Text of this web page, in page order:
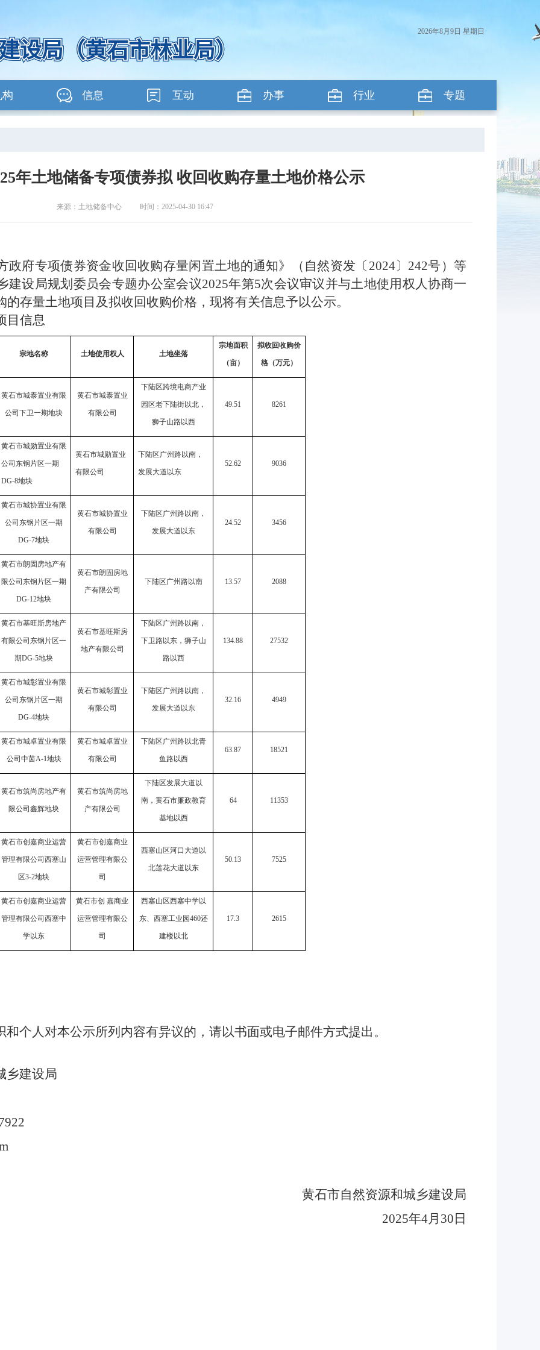
2026年8月9日 星期日
构 信息 互动 办事 行业 专题
年土地储备专项债券拟 收回收购存量土地价格公示
来源：土地储备中心 时间：2025-04-30 16:47
政府专项债券资金收回收购存量闲置土地的通知》（自然资发〔2024〕242号）等
建设局规划委员会专题办公室会议2025年第5次会议审议并与土地使用权人协商一
存量土地项目及拟收回收购价格，现将有关信息予以公示。
目信息
宗地名称 土地使用权人 土地坐落
宗地面积
（亩）
拟收回收购价
格（万元）
黄石市城泰置业有限
公司下卫一期地块
黄石市城泰置业
有限公司
下陆区跨境电商产业
园区老下陆街以北，
狮子山路以西
49.51 8261
黄石市城勋置业有限
公司东钢片区一期
DG-8地块
黄石市城勋置业
有限公司
下陆区广州路以南，
发展大道以东
52.62 9036
黄石市城协置业有限
公司东钢片区一期
DG-7地块
黄石市城协置业
有限公司
下陆区广州路以南，
发展大道以东
24.52 3456
黄石市朗固房地产有
限公司东钢片区一期
DG-12地块
黄石市朗固房地
产有限公司
下陆区广州路以南 13.57 2088
黄石市基旺斯房地产
有限公司东钢片区一
期DG-5地块
黄石市基旺斯房
地产有限公司
下陆区广州路以南，
下卫路以东，狮子山
路以西
134.88 27532
黄石市城彰置业有限
公司东钢片区一期
DG-4地块
黄石市城彰置业
有限公司
下陆区广州路以南，
发展大道以东
32.16 4949
黄石市城卓置业有限
公司中茵A-1地块
黄石市城卓置业
有限公司
下陆区广州路以北青
鱼路以西
63.87 18521
黄石市筑尚房地产有
限公司鑫辉地块
黄石市筑尚房地
产有限公司
下陆区发展大道以
南，黄石市廉政教育
基地以西
64 11353
黄石市创嘉商业运营
管理有限公司西塞山
区3-2地块
黄石市创嘉商业
运营管理有限公
司
西塞山区河口大道以
北莲花大道以东
50.13 7525
黄石市创嘉商业运营
管理有限公司西塞中
学以东
黄石市创 嘉商业
运营管理有限公
司
西塞山区西塞中学以
东、西塞工业园460还
建楼以北
17.3 2615
个人对本公示所列内容有异议的，请以书面或电子邮件方式提出。
乡建设局
黄石市自然资源和城乡建设局
2025年4月 30 日